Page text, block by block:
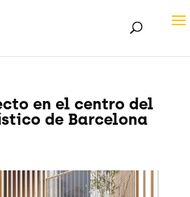
en el centro del
de Barcelona